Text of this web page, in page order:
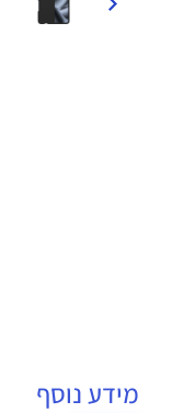
מידע נוסף